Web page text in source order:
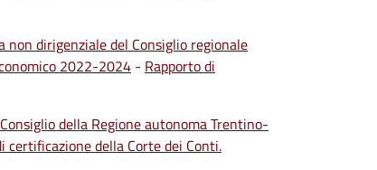
dirigenziale del Consiglio regionale
2022-2024 - Rapporto di
della Regione autonoma Trentino-
certificazione della Corte dei Conti.